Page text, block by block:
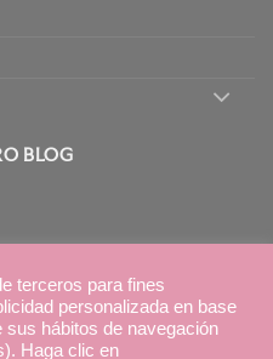
BLOG
GRASAS TENDENCIA
RETINOIDES
terceros para fines
personalizada en base
sus hábitos de navegación
Haga clic en